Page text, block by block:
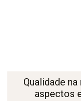
Qualidade
aspectos